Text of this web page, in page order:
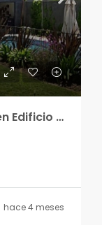
Estébanez
hace 4 meses